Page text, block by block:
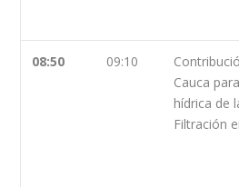
08:50 09:10
Cauca
hídrica de
Filtración